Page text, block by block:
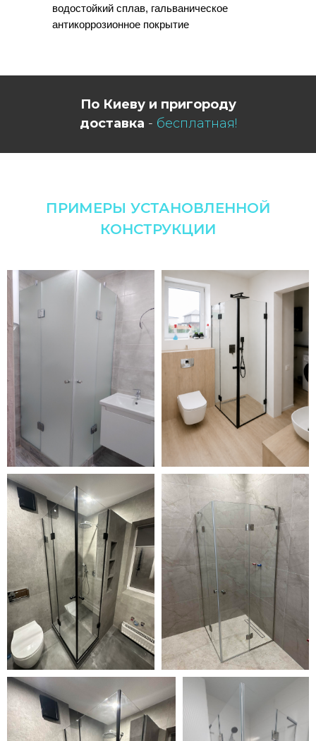
водостойкий сплав, гальваническое
антикоррозионное покрытие
По Киеву и пригороду
доставка - бесплатная!
ПРИМЕРЫ УСТАНОВЛЕННОЙ
КОНСТРУКЦИИ